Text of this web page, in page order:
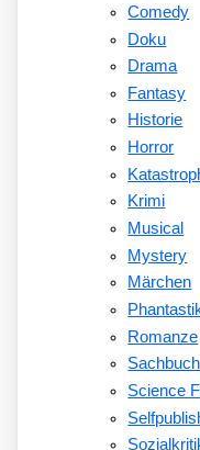
Comedy
Doku
Drama
Fantasy
Historie
Horror
Krimi
Musical
Mystery
Märchen
Romanze
Sachbuch
Science